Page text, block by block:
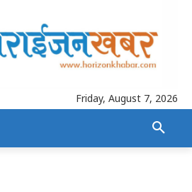
Friday, August 7, 2026